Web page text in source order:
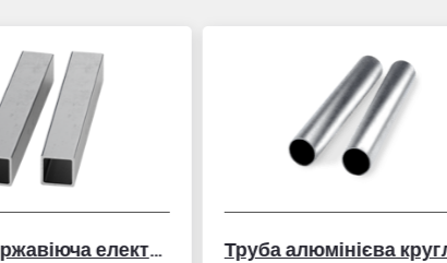
Труба нержавіюча електрозварна профільна Труба алюмінієва кругла